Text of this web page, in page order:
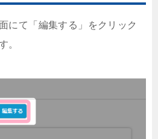
にて「編集する」をクリック
。